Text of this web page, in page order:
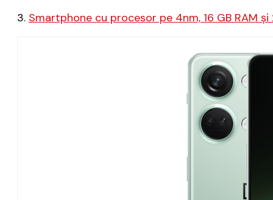
3. Smartphone cu procesor pe 4nm, 16 GB RAM